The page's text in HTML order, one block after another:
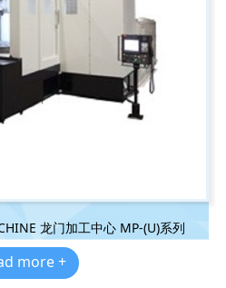
龙门加工中心 MP-(U)系列
more +